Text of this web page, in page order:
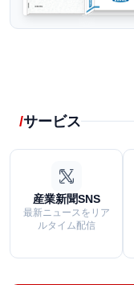
サービス
産業新聞SNS
最新ニュースをリア
ルタイム配信